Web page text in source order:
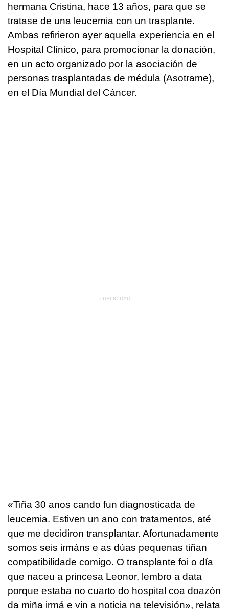
hermana Cristina, hace 13 años, para que se
tratase de una leucemia con un trasplante.
Ambas refirieron ayer aquella experiencia en el
Hospital Clínico, para promocionar la donación,
en un acto organizado por la asociación de
personas trasplantadas de médula (Asotrame),
en el Día Mundial del Cáncer.
«Tiña 30 anos cando fun diagnosticada de
leucemia. Estiven un ano con tratamentos, até
que me decidiron transplantar. Afortunadamente
somos seis irmáns e as dúas pequenas tiñan
compatibilidade comigo. O transplante foi o día
que naceu a princesa Leonor, lembro a data
porque estaba no cuarto do hospital coa doazón
da miña irmá e vin a noticia na televisión», relata